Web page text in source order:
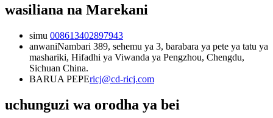
wasiliana na Marekani
simu 008613402897943
anwaniNambari 389, sehemu ya 3, barabara ya pete ya tatu ya
mashariki, Hifadhi ya Viwanda ya Pengzhou, Chengdu,
Sichuan China.
BARUA PEPEricj@cd-ricj.com
uchunguzi wa orodha ya bei